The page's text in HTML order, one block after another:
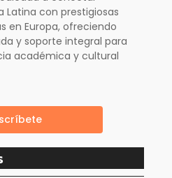
Latina con prestigiosas
en Europa, ofreciendo
y soporte integral para
académica y cultural